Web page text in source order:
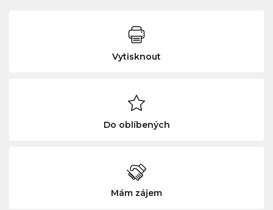
Vytisknout
Do oblíbených
Mám zájem